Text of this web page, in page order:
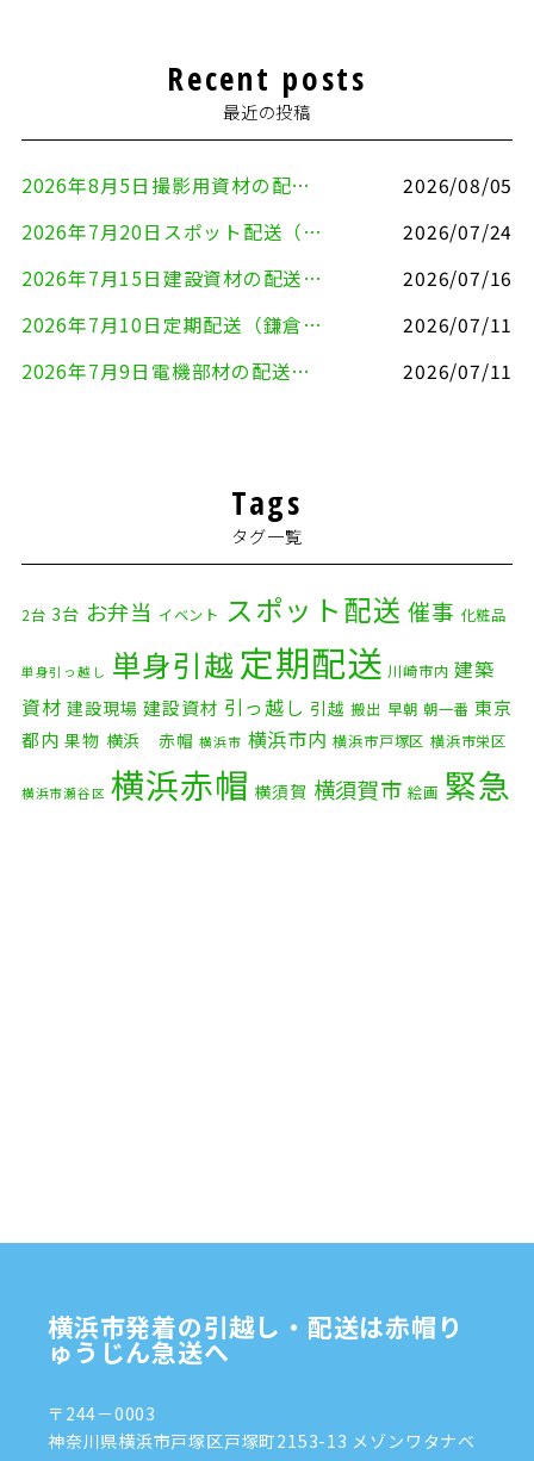
Recent posts
最近の投稿
2026年8月5日撮影用資材の配送（鎌倉市⇒港区）
2026/08/05
2026年7月20日スポット配送（横浜市金沢区⇒愛知県豊川市）
2026/07/24
2026年7月15日建設資材の配送（横浜市金沢区⇒横須賀市）
2026/07/16
2026年7月10日定期配送（鎌倉市⇔大田区）
2026/07/11
2026年7月9日電機部材の配送（横浜市戸塚区⇒品川区）
2026/07/11
Tags
タグ一覧
2台 3台 お弁当 イベント スポット配送 催事 化粧品
単身引っ越し 単身引越 定期配送 川崎市内 建築
資材 建設現場 建設資材 引っ越し 引越 搬出 早朝 朝一番 東京
都内 果物 横浜 赤帽 横浜市 横浜市内 横浜市戸塚区 横浜市栄区
横浜市瀬谷区 横浜赤帽 横須賀 横須賀市 絵画 緊急
横浜市発着の引越し・配送は赤帽り
ゅうじん急送へ
〒244－0003
神奈川県横浜市戸塚区戸塚町2153-13 メゾンワタナベ